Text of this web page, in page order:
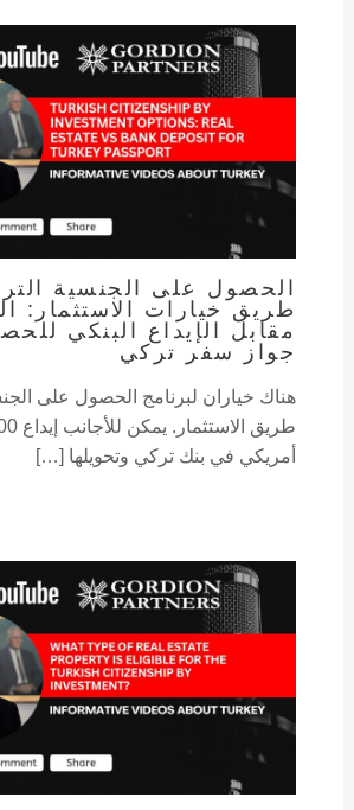
الحصول على الجنسية
طريق خيارات الاستثمار:
مقابل الإيداع البنكي
جواز سفر تركي
هناك خياران لبرنامج الحصول على
أمريكي في بنك تركي وتحويلها […]